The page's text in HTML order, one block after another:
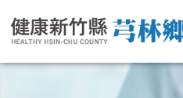
跳到主要內容區塊